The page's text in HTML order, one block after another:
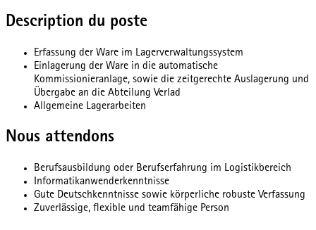
Description du poste
Erfassung der Ware im Lagerverwaltungssystem
Einlagerung der Ware in die automatische
Kommissionieranlage, sowie die zeitgerechte Auslagerung und
Übergabe an die Abteilung Verlad
Allgemeine Lagerarbeiten
Nous attendons
Berufsausbildung oder Berufserfahrung im Logistikbereich
Informatikanwenderkenntnisse
Gute Deutschkenntnisse sowie körperliche robuste Verfassung
Zuverlässige, flexible und teamfähige Person